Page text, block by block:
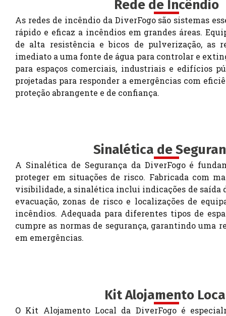
Rede de Incêndio
As redes de incêndio da DiverFogo são sistemas
rápido e eficaz a incêndios em grandes áreas.
de alta resistência e bicos de pulverização, as
imediato a uma fonte de água para controlar e
para espaços comerciais, industriais e edifícios
projetadas para responder a emergências com
proteção abrangente e de confiança.
Sinalética de
A Sinalética de Segurança da DiverFogo é
proteger em situações de risco. Fabricada com
visibilidade, a sinalética inclui indicações de saída
evacuação, zonas de risco e localizações de
incêndios. Adequada para diferentes tipos de
cumpre as normas de segurança, garantindo uma
em emergências.
Kit Alojamento
O Kit Alojamento Local da DiverFogo é